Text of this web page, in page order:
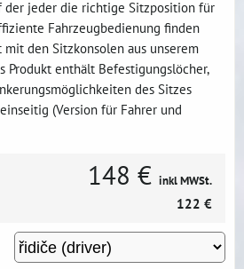
der jeder die richtige Sitzposition für
Fahrzeugbedienung finden
den Sitzkonsolen aus unserem
Produkt enthält Befestigungslöcher,
des Sitzes
(Version für Fahrer und
148 € inkl MWSt.
122 €